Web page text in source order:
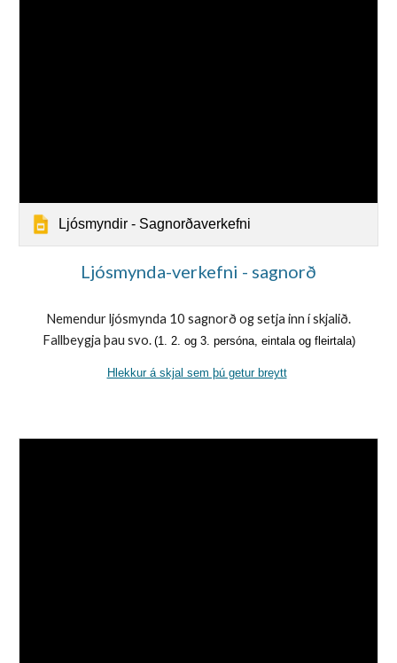
Ljósmyndir - Sagnorðaverkefni
Ljósmynda-verkefni - sagnorð
Nemendur ljósmynda 10 sagnorð og setja inn í skjalið.
Fallbeygja þau svo. (1. 2. og 3. persóna, eintala og fleirtala)
Hlekkur á skjal sem þú getur breytt